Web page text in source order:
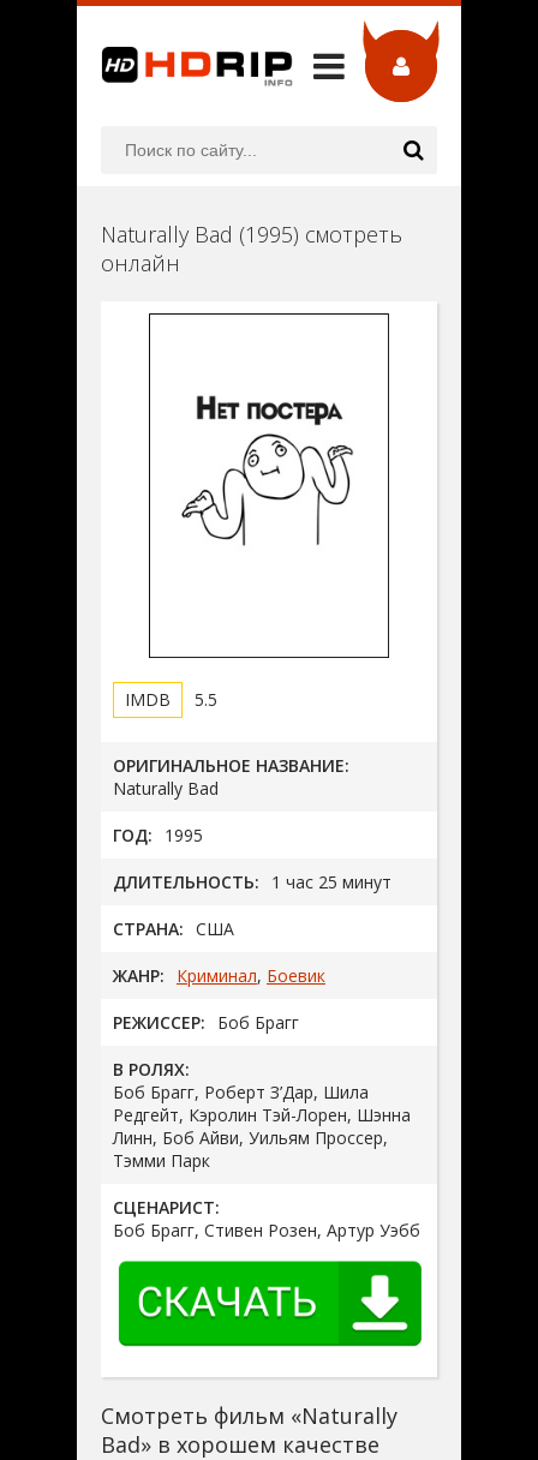
Naturally Bad (1995) смотреть
онлайн
5.5
ОРИГИНАЛЬНОЕ НАЗВАНИЕ:
Naturally Bad
ГОД: 1995
ДЛИТЕЛЬНОСТЬ: 1 час 25 минут
СТРАНА: США
ЖАНР: Криминал, Боевик
РЕЖИССЕР: Боб Брагг
В РОЛЯХ:
Боб Брагг, Роберт З’Дар, Шила
Редгейт, Кэролин Тэй-Лорен, Шэнна
Линн, Боб Айви, Уильям Проссер,
Тэмми Парк
СЦЕНАРИСТ:
Боб Брагг, Стивен Розен, Артур Уэбб
Смотреть фильм «Naturally
Bad» в хорошем качестве